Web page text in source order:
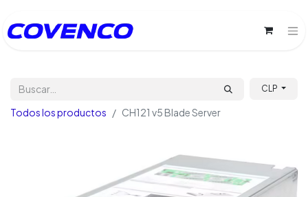
CLP
Todos los productos CH121 v5 Blade Server